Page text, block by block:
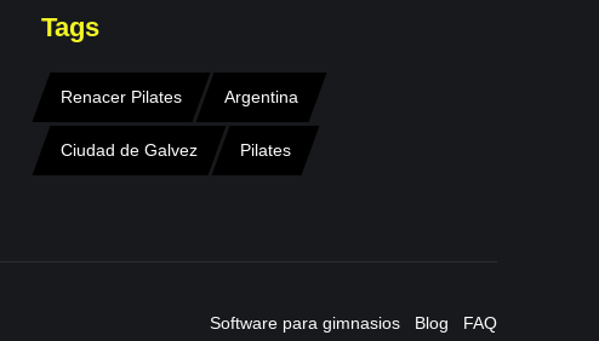
Tags
Renacer Pilates Argentina
Ciudad de Galvez Pilates
Software para gimnasios Blog FAQ